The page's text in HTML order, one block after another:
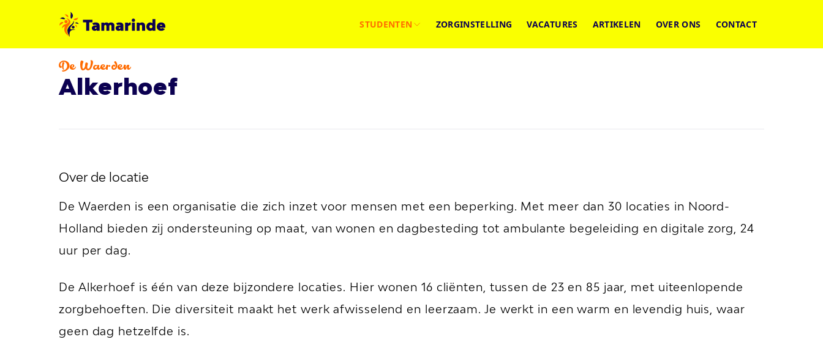
STUDENTEN ZORGINSTELLING VACATURES ARTIKELEN OVER ONS CONTACT
De Waerden
Alkerhoef
Over de locatie
De Waerden is een organisatie die zich inzet voor mensen met een beperking. Met meer dan 30 locaties in Noord-
Holland bieden zij ondersteuning op maat, van wonen en dagbesteding tot ambulante begeleiding en digitale zorg, 24
uur per dag.
De Alkerhoef is één van deze bijzondere locaties. Hier wonen 16 cliënten, tussen de 23 en 85 jaar, met uiteenlopende
zorgbehoeften. Die diversiteit maakt het werk afwisselend en leerzaam. Je werkt in een warm en levendig huis, waar
geen dag hetzelfde is.